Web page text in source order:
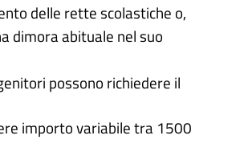
delle rette scolastiche o,
dimora abituale nel suo
possono richiedere il
importo variabile tra 1500